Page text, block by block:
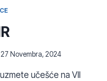
27 Novembra, 2024
učešće na VII